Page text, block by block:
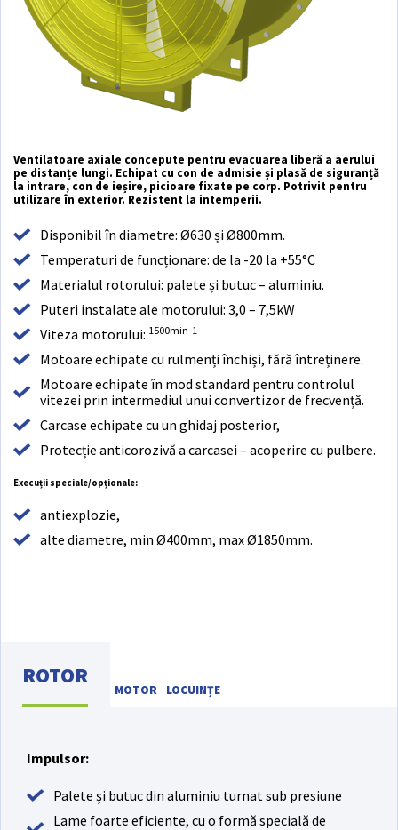
Ventilatoare axiale concepute pentru evacuarea liberă a aerului
pe distanțe lungi. Echipat cu con de admisie și plasă de siguranță
la intrare, con de ieșire, picioare fixate pe corp. Potrivit pentru
utilizare în exterior. Rezistent la intemperii.
Disponibil în diametre: Ø630 și Ø800mm.
Temperaturi de funcționare: de la -20 la +55°C
Materialul rotorului: palete și butuc – aluminiu.
Puteri instalate ale motorului: 3,0 – 7,5kW
Viteza motorului: 1500min-1
Motoare echipate cu rulmenți închiși, fără întreținere.
Motoare echipate în mod standard pentru controlul
vitezei prin intermediul unui convertizor de frecvență.
Carcase echipate cu un ghidaj posterior,
Protecție anticorozivă a carcasei – acoperire cu pulbere.
Execuții speciale/opționale:
antiexplozie,
alte diametre, min Ø400mm, max Ø1850mm.
ROTOR
MOTOR LOCUINȚE
Impulsor:
Palete și butuc din aluminiu turnat sub presiune
Lame foarte eficiente, cu o formă specială de